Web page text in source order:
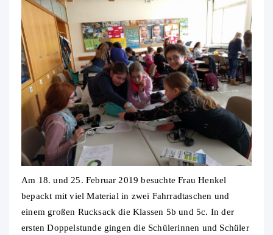
Am 18. und 25. Februar 2019 besuchte Frau Henkel
bepackt mit viel Material in zwei Fahrradtaschen und
einem großen Rucksack die Klassen 5b und 5c. In der
ersten Doppelstunde gingen die Schülerinnen und Schüler